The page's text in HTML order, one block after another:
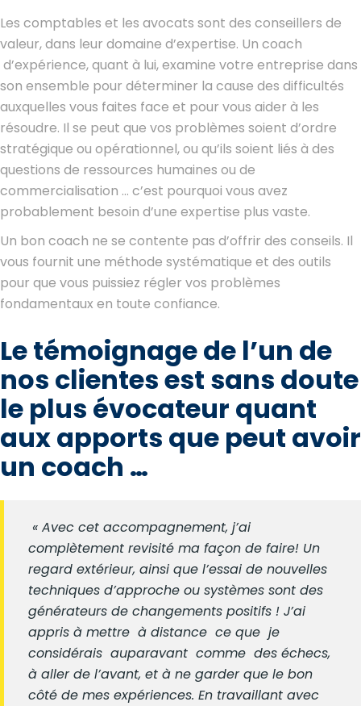
Les comptables et les avocats sont des conseillers de
valeur, dans leur domaine d’expertise. Un coach
d’expérience, quant à lui, examine votre entreprise dans
son ensemble pour déterminer la cause des difficultés
auxquelles vous faites face et pour vous aider à les
résoudre. Il se peut que vos problèmes soient d’ordre
stratégique ou opérationnel, ou qu’ils soient liés à des
questions de ressources humaines ou de
commercialisation … c’est pourquoi vous avez
probablement besoin d’une expertise plus vaste.
Un bon coach ne se contente pas d’offrir des conseils. Il
vous fournit une méthode systématique et des outils
pour que vous puissiez régler vos problèmes
fondamentaux en toute confiance.
Le témoignage de l’un de
nos clientes est sans doute
le plus évocateur quant
aux apports que peut avoir
un coach …
« Avec cet accompagnement, j’ai
complètement revisité ma façon de faire! Un
regard extérieur, ainsi que l’essai de nouvelles
techniques d’approche ou systèmes sont des
générateurs de changements positifs ! J’ai
appris à mettre à distance ce que je
considérais auparavant comme des échecs,
à aller de l’avant, et à ne garder que le bon
côté de mes expériences. En travaillant avec